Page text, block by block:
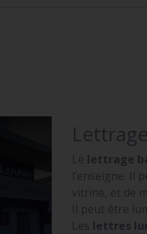
Le lettrage
l’enseigne. Il
vitrine, et de
Il peut être
Les lettres